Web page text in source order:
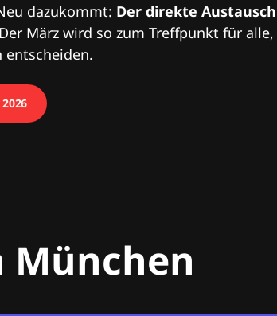
dazukommt: Der direkte
März wird so zum Treffpunkt für
München